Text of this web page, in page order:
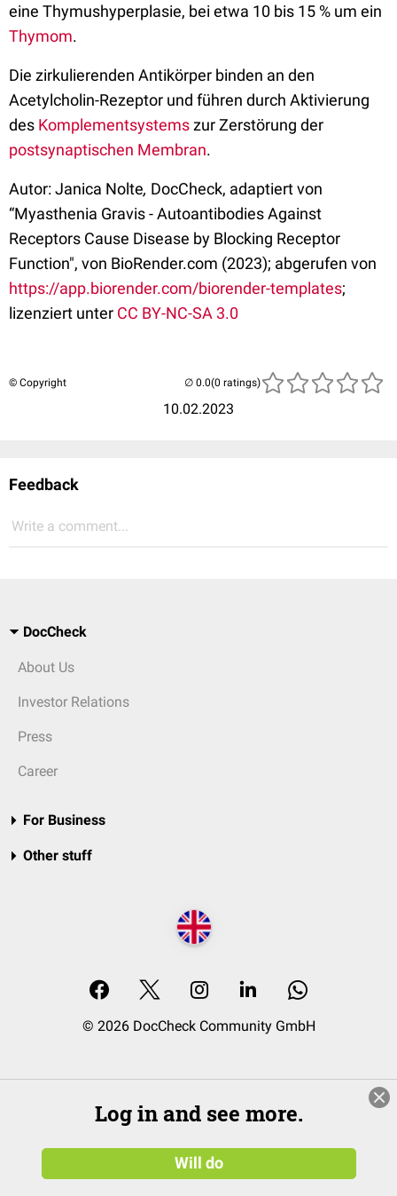
eine Thymushyperplasie, bei etwa 10 bis 15 % um ein
Thymom.
Die zirkulierenden Antikörper binden an den
Acetylcholin-Rezeptor und führen durch Aktivierung
des Komplementsystemszur Zerstörung der
postsynaptischen Membran.
Autor: Janica Nolte, DocCheck, adaptiert von
“Myasthenia Gravis - Autoantibodies Against
Receptors Cause Disease by Blocking Receptor
Function", von BioRender.com (2023); abgerufen von
https://app.biorender.com/biorender-templates;
lizenziert unter CC BY-NC-SA 3.0
© Copyright
10.02.2023
(0 ratings)
Feedback
Write a comment...
DocCheck
About Us
Investor Relations
Press
Career
For Business
Other stuff
© 2026 DocCheck Community GmbH
Log in and see more.
Will do